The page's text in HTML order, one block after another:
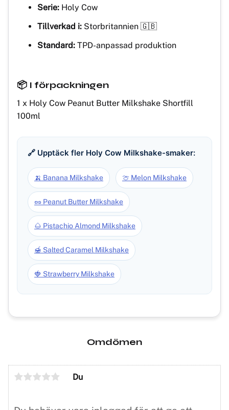
Serie: Holy Cow
Tillverkad i: Storbritannien 🇬🇧
Standard: TPD-anpassad produktion
📦 I förpackningen
1 x Holy Cow Peanut Butter Milkshake Shortfill
100ml
🔗 Upptäck fler Holy Cow Milkshake-smaker:
🍌 Banana Milkshake 🍈 Melon Milkshake
🥜 Peanut Butter Milkshake
🌰 Pistachio Almond Milkshake
🍯 Salted Caramel Milkshake
🍓 Strawberry Milkshake
Omdömen
Du